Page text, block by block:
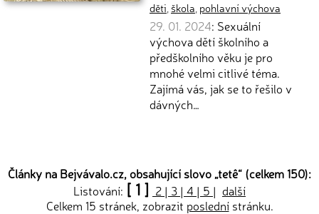
děti, škola, pohlavní výchova
29. 01. 2024: Sexuální
výchova dětí školního a
předškolního věku je pro
mnohé velmi citlivé téma.
Zajímá vás, jak se to řešilo v
dávných…
Články na Bejvávalo.cz, obsahující slovo „tetê“ (celkem 150):
Listování: [ 1 ] 2 | 3 | 4 | 5 | další
Celkem 15 stránek, zobrazit poslednístránku.